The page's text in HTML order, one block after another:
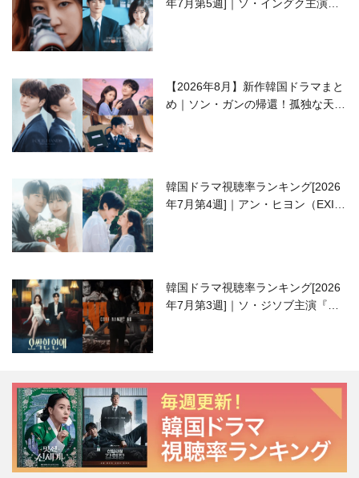
年7月第5週]｜ソ・イングク主演の
【2026年8月】新作韓国ドラマまと
め｜ソン・ガンの帰還！孤独な天才
韓国ドラマ視聴率ランキング[2026
年7月第4週]｜アン・ヒヨン（EXID
韓国ドラマ視聴率ランキング[2026
年7月第3週]｜ソ・ジソブ主演『エ